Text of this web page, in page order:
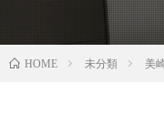
HOME 未分類 美